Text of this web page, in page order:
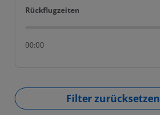
Rückflugzeiten
Rückflugzeiten
00:00
Filter zurücksetzen